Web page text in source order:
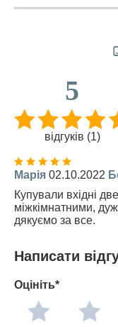
5
відгуків (1)
Марія 02.10.2022
Купували вхідні
міжкімнатними,
дякуємо за все.
Написати
Оцініть*